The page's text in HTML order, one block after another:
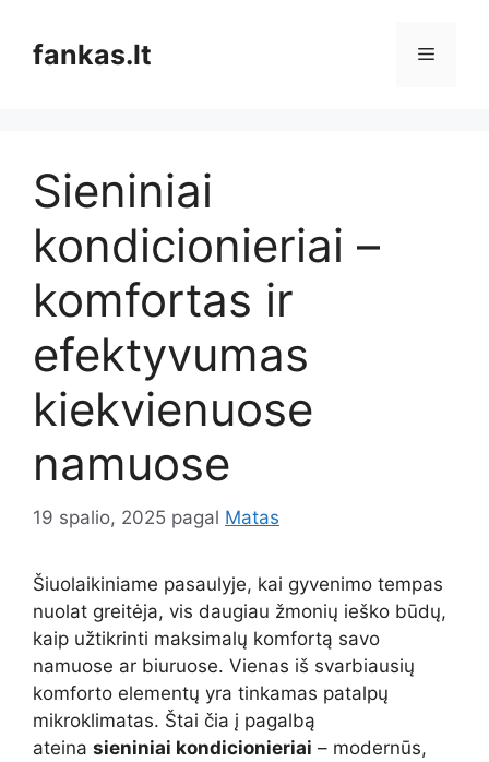
turiniofankas.lt Meniu
Sieniniai
kondicionieriai –
komfortas ir
efektyvumas
kiekvienuose
namuose
19 spalio, 2025 pagal Matas
Šiuolaikiniame pasaulyje, kai gyvenimo tempas
nuolat greitėja, vis daugiau žmonių ieško būdų,
kaip užtikrinti maksimalų komfortą savo
namuose ar biuruose. Vienas iš svarbiausių
komforto elementų yra tinkamas patalpų
mikroklimatas. Štai čia į pagalbą
ateina sieniniai kondicionieriai – modernūs,